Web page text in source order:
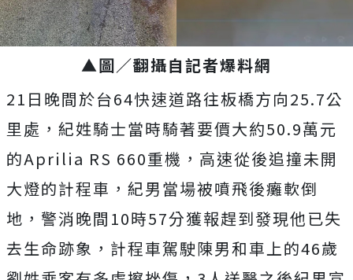
▲圖／翻攝自記者爆料網
21日晚間於台64快速道路往板橋方向25.7公
里處，紀姓騎士當時騎著要價大約50.9萬元
的Aprilia RS 660重機，高速從後追撞未開
大燈的計程車，紀男當場被噴飛後癱軟倒
地，警消晚間10時57分獲報趕到發現他已失
去生命跡象，計程車駕駛陳男和車上的46歲